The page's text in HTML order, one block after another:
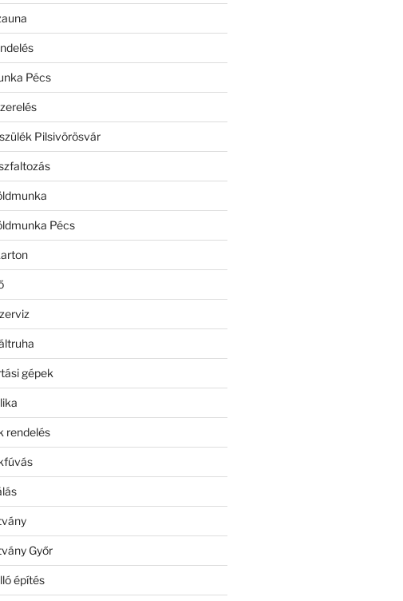
Pécs
Pilsivörösvár
Pécs
gépek
rendelés
Győr
építés